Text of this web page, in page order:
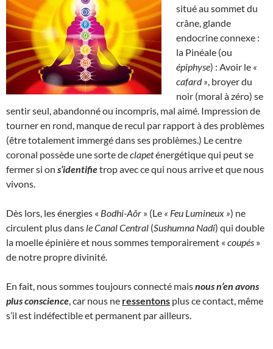
situé au sommet du
crâne, glande
endocrine connexe :
la Pinéale (ou
épiphyse) : Avoir le «
cafard » , broyer du
noir (moral à zéro) se
sentir seul, abandonné ou incompris, mal aimé. Impression de
tourner en rond, manque de recul par rapport à des problèmes
(être totalement immergé dans ses problèmes.) Le centre
coronal possède une sorte declapeténergétique qui peut se
fermer si on s’identifietrop avec ce qui nous arrive et que nous
vivons.
Dès lors, les énergies « Bodhi-Aôr » (Le « Feu Lumineux ») ne
circulent plus dans le Canal Central (Sushumna Nadi) qui double
la moelle épinière et nous sommes temporairement « coupés »
de notre propre divinité.
En fait, nous sommes toujours connecté maisnous n’en avons
plus conscience , car nous ne ressentons plus ce contact, même
s’il est indéfectible et permanent par ailleurs.